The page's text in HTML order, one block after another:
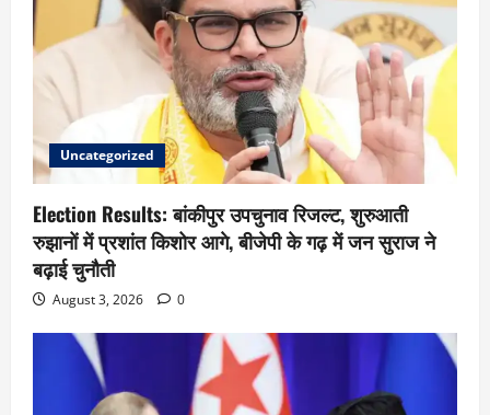
Uncategorized
Election Results: बांकीपुर उपचुनाव रिजल्ट, शुरुआती
रुझानों में प्रशांत किशोर आगे, बीजेपी के गढ़ में जन सुराज ने
बढ़ाई चुनौती
August 3, 2026 0